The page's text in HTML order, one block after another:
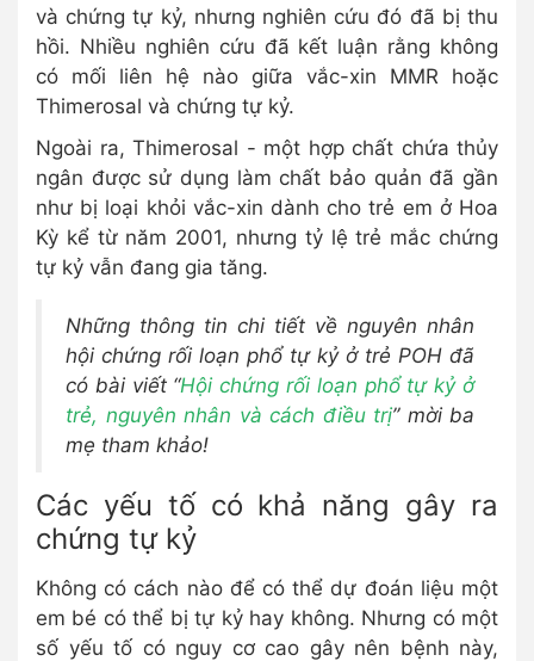
và chứng tự kỷ, nhưng nghiên cứu đó đã bị thu
hồi. Nhiều nghiên cứu đã kết luận rằng không
có mối liên hệ nào giữa vắc-xin MMR hoặc
Thimerosal và chứng tự kỷ.
Ngoài ra, Thimerosal - một hợp chất chứa thủy
ngân được sử dụng làm chất bảo quản đã gần
như bị loại khỏi vắc-xin dành cho trẻ em ở Hoa
Kỳ kể từ năm 2001, nhưng tỷ lệ trẻ mắc chứng
tự kỷ vẫn đang gia tăng.
Những thông tin chi tiết về nguyên nhân
hội chứng rối loạn phổ tự kỷ ở trẻ POH đã
có bài viết “Hội chứng rối loạn phổ tự kỷ ở
trẻ, nguyên nhân và cách điều trị” mời ba
mẹ tham khảo!
Các yếu tố có khả năng gây ra
chứng tự kỷ
Không có cách nào để có thể dự đoán liệu một
em bé có thể bị tự kỷ hay không. Nhưng có một
số yếu tố có nguy cơ cao gây nên bệnh này,